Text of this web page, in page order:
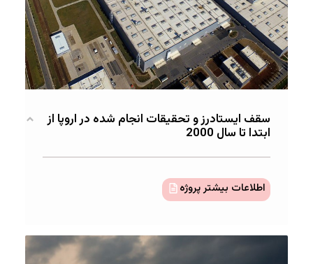
سقف ایستادرز و تحقیقات انجام شده در اروپا از
ابتدا تا سال 2000
اطلاعات بیشتر پروژه